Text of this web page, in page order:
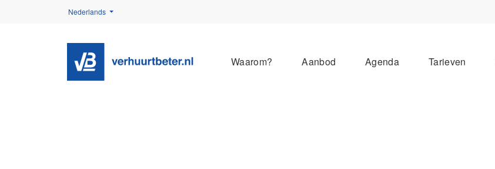
Nederlands
Waarom? Aanbod Agenda Tarieven